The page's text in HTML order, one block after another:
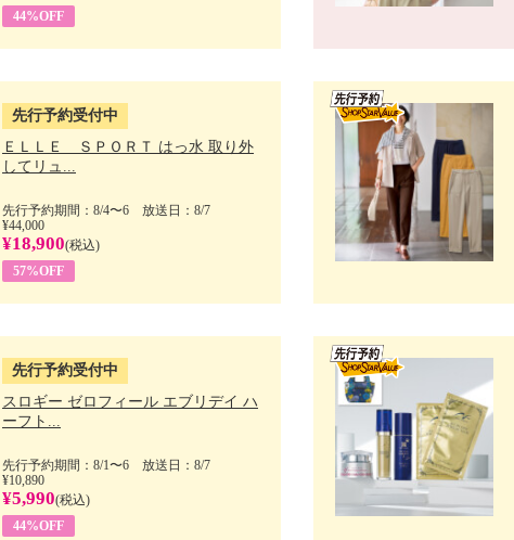
44%OFF
先行予約受付中
ＥＬＬＥ ＳＰＯＲＴ はっ水 取り外
してリュ...
先行予約期間：8/4〜6 放送日：8/7
¥44,000
¥18,900(税込)
57%OFF
先行予約受付中
スロギー ゼロフィール エブリデイ ハ
ーフト...
先行予約期間：8/1〜6 放送日：8/7
¥10,890
¥5,990(税込)
44%OFF